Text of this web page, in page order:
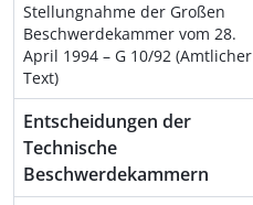
Stellungnahme der Großen
Beschwerdekammer vom 28.
April 1994 – G 10/92 (Amtlicher
Text)
Entscheidungen der
Technische
Beschwerdekammern